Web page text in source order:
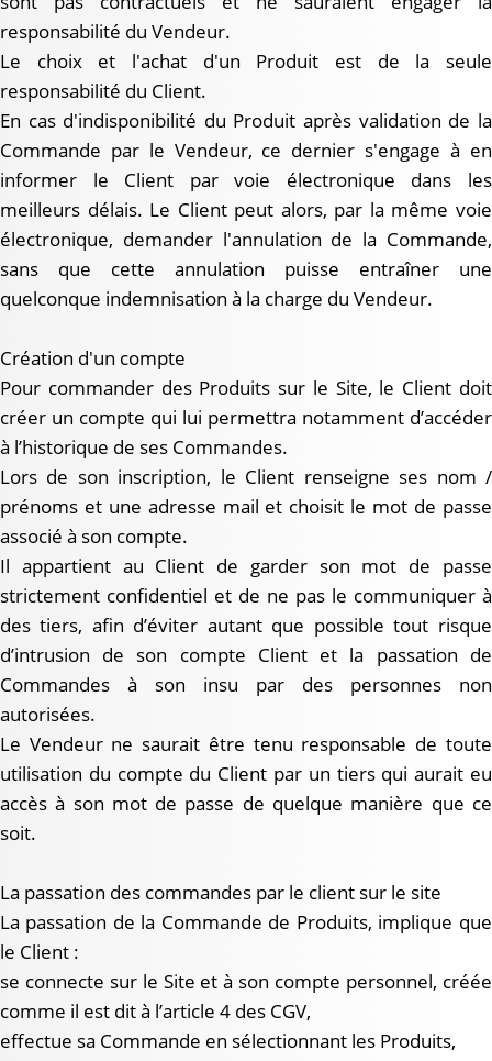
responsabilité du Vendeur.
Le choix et l'achat d'un Produit est de la seule
responsabilité du Client.
En cas d'indisponibilité du Produit après validation de la
Commande par le Vendeur, ce dernier s'engage à en
informer le Client par voie électronique dans les
meilleurs délais. Le Client peut alors, par la même voie
électronique, demander l'annulation de la Commande,
sans que cette annulation puisse entraîner une
quelconque indemnisation à la charge du Vendeur.
Création d'un compte
Pour commander des Produits sur le Site, le Client doit
créer un compte qui lui permettra notamment d’accéder
à l’historique de ses Commandes.
Lors de son inscription, le Client renseigne ses nom /
prénoms et une adresse mail et choisit le mot de passe
associé à son compte.
Il appartient au Client de garder son mot de passe
strictement confidentiel et de ne pas le communiquer à
des tiers, afin d’éviter autant que possible tout risque
d’intrusion de son compte Client et la passation de
Commandes à son insu par des personnes non
autorisées.
Le Vendeur ne saurait être tenu responsable de toute
utilisation du compte du Client par un tiers qui aurait eu
accès à son mot de passe de quelque manière que ce
soit.
La passation des commandes par le client sur le site
La passation de la Commande de Produits, implique que
le Client :
se connecte sur le Site et à son compte personnel, créée
comme il est dit à l’article 4 des CGV,
effectue sa Commande en sélectionnant les Produits,